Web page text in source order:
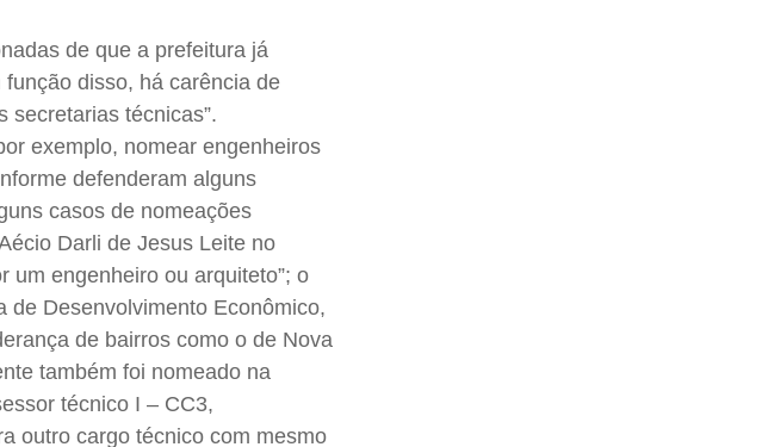
de que a prefeitura já
disso, há carência de
secretarias técnicas”.
exemplo, nomear engenheiros
defenderam alguns
casos de nomeações
Darli de Jesus Leite no
um engenheiro ou arquiteto”; o
de Desenvolvimento Econômico,
de bairros como o de Nova
também foi nomeado na
técnico I – CC3,
outro cargo técnico com mesmo